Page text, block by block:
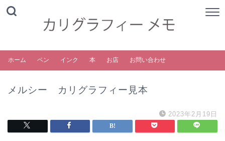
ホーム ペン インク 本 お店 お問い合わせ
メルシー カリグラフィー見本
2023年2月19日